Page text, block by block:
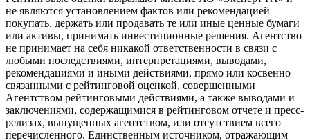
не являются установлением фактов или рекомендацией
покупать, держать или продавать те или иные ценные бумаги
или активы, принимать инвестиционные решения. Агентство
не принимает на себя никакой ответственности в связи с
любыми последствиями, интерпретациями, выводами,
рекомендациями и иными действиями, прямо или косвенно
связанными с рейтинговой оценкой, совершенными
Агентством рейтинговыми действиями, а также выводами и
заключениями, содержащимися в рейтинговом отчете и пресс-
релизах, выпущенных агентством, или отсутствием всего
перечисленного. Единственным источником, отражающим